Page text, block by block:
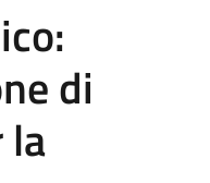
di
la